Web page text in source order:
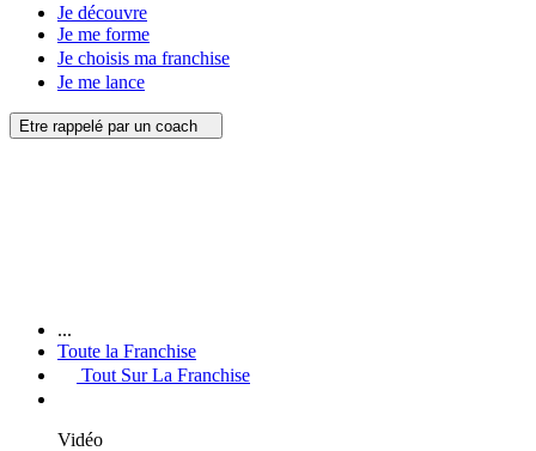
Je découvre
Je me forme
Je choisis ma franchise
Je me lance
Etre rappelé par un coach
...
Toute la Franchise
Tout Sur La Franchise
Vidéo